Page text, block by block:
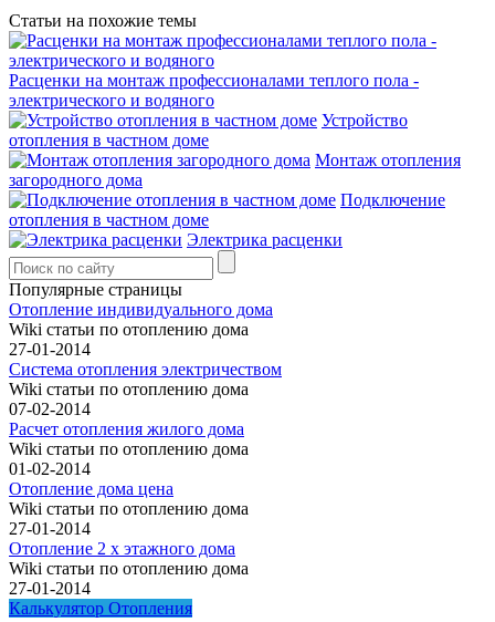
Статьи на похожие темы
Расценки на монтаж профессионалами теплого пола -
электрического и водяного
Устройство
отопления в частном доме
Монтаж отопления
загородного дома
Подключение
отопления в частном доме
Электрика расценки
Популярные страницы
Отопление индивидуального дома
Wiki статьи по отоплению дома
27-01-2014
Система отопления электричеством
Wiki статьи по отоплению дома
07-02-2014
Расчет отопления жилого дома
Wiki статьи по отоплению дома
01-02-2014
Отопление дома цена
Wiki статьи по отоплению дома
27-01-2014
Отопление 2 х этажного дома
Wiki статьи по отоплению дома
27-01-2014
Калькулятор Отопления